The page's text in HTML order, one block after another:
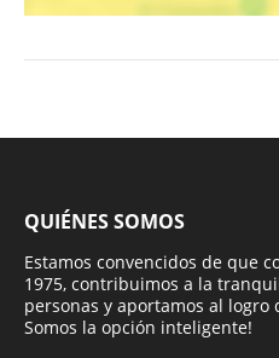
QUIÉNES SOMOS
Estamos convencidos de que
1975, contribuimos a la
personas y aportamos al logro
Somos la opción inteligente!